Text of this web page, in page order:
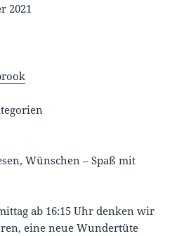
2021
Wünschen – Spaß mit
ab 16:15 Uhr denken wir
eine neue Wundertüte